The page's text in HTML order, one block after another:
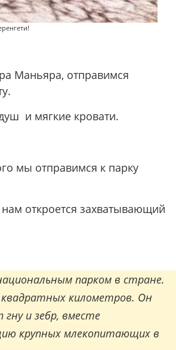
Маньяра, отправимся
и мягкие кровати.
мы отправимся к парку
откроется захватывающий
парком в стране.
километров. Он
и зебр, вместе
крупных млекопитающих в